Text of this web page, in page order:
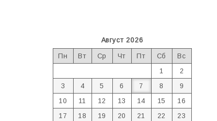
Август 2026
Пн Вт Ср Чт Пт Сб
Вс
1
2
3
4 5 6 7 8
9
10
11 12 13 14 15
16
17
18 19 20 21 22
23